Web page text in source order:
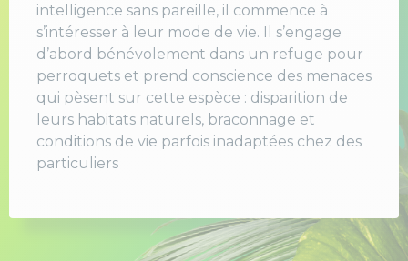
intelligence sans pareille, il commence à
s’intéresser à leur mode de vie. Il s’engage
d’abord bénévolement dans un refuge pour
perroquets et prend conscience des menaces
qui pèsent sur cette espèce : disparition de
leurs habitats naturels, braconnage et
conditions de vie parfois inadaptées chez des
particuliers